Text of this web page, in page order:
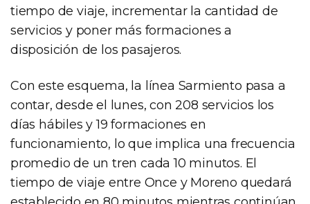
tiempo de viaje, incrementar la cantidad de
servicios y poner más formaciones a
disposición de los pasajeros.
Con este esquema, la línea Sarmiento pasa a
contar, desde el lunes, con 208 servicios los
días hábiles y 19 formaciones en
funcionamiento, lo que implica una frecuencia
promedio de un tren cada 10 minutos. El
tiempo de viaje entre Once y Moreno quedará